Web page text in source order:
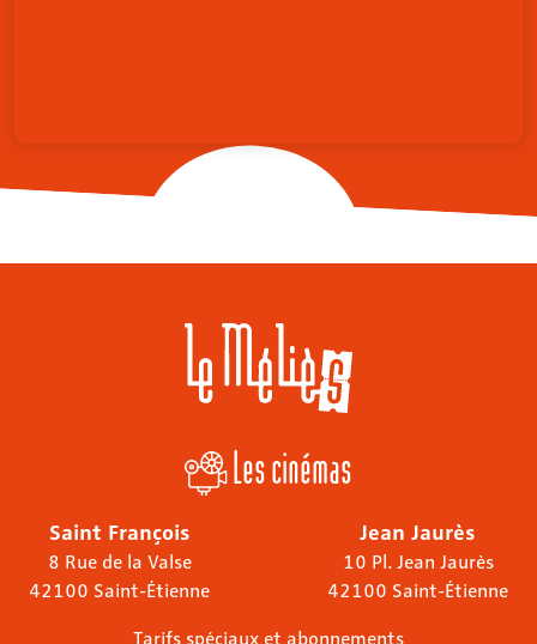
Les cinémas
Saint François
8 Rue de la Valse
42100 Saint-Étienne
Jean Jaurès
10 Pl. Jean Jaurès
42100 Saint-Étienne
Tarifs spéciaux et abonnements